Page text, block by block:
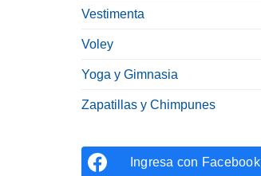
Vestimenta
Voley
Yoga y Gimnasia
Zapatillas y Chimpunes
Ingresa con Facebook